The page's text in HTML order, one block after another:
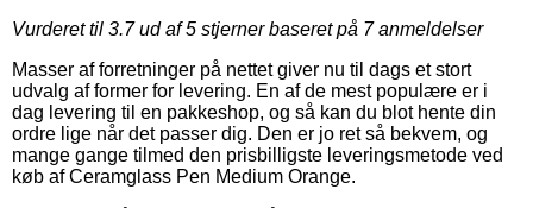
Vurderet til 3.7ud af 5 stjerner baseret på 7anmeldelser
Masser af forretninger på nettet giver nu til dags et stort
udvalg af former for levering. En af de mest populære er i
dag levering til en pakkeshop, og så kan du blot hente din
ordre lige når det passer dig. Den er jo ret så bekvem, og
mange gange tilmed den prisbilligste leveringsmetode ved
køb af Ceramglass Pen Medium Orange.